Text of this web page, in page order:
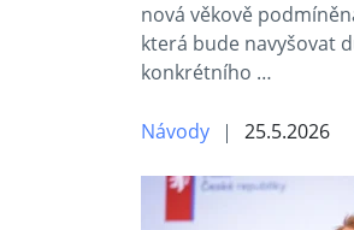
nová věkově
která bude navyšovat
konkrétního …
Návody 25.5.2026